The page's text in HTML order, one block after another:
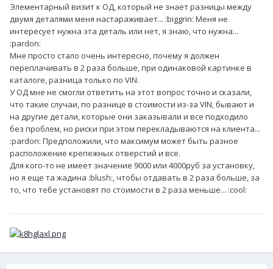
Элементарный визит к ОД, который не знает разницы между
двумя деталями меня настараживает... :biggrin: Меня не
интересует нужна эта деталь или нет, я знаю, что нужна...
:pardon:
Мне просто стало очень интересно, почему я должен
переплачивать в 2 раза больше, при одинаковой картинке в
каталоге, разница только по VIN.
У ОД мне не смогли ответить на этот вопрос точно и сказали,
что такие случаи, по разнице в стоимости из-за VIN, бывают и
на другие детали, которые они заказывали и все подходило
без проблем, но риски при этом перекладываются на клиента...
:pardon: Предположили, что максимум может быть разное
расположение крепежных отверстий и все.
Для кого-то не имеет значение 9000 или 4000руб за установку,
но я еще та жадина :blush:, чтобы отдавать в 2 раза больше, за
то, что тебе установят по стоимости в 2 раза меньше... :cool: